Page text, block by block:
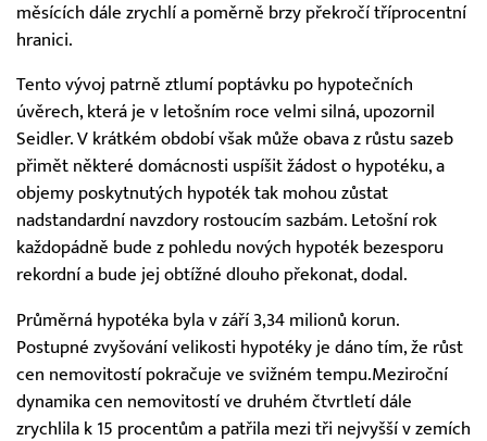
měsících dále zrychlí a poměrně brzy překročí tříprocentní
hranici.
Tento vývoj patrně ztlumí poptávku po hypotečních
úvěrech, která je v letošním roce velmi silná, upozornil
Seidler. V krátkém období však může obava z růstu sazeb
přimět některé domácnosti uspíšit žádost o hypotéku, a
objemy poskytnutých hypoték tak mohou zůstat
nadstandardní navzdory rostoucím sazbám. Letošní rok
každopádně bude z pohledu nových hypoték bezesporu
rekordní a bude jej obtížné dlouho překonat, dodal.
Průměrná hypotéka byla v září 3,34 milionů korun.
Postupné zvyšování velikosti hypotéky je dáno tím, že růst
cen nemovitostí pokračuje ve svižném tempu.Meziroční
dynamika cen nemovitostí ve druhém čtvrtletí dále
zrychlila k 15 procentům a patřila mezi tři nejvyšší v zemích